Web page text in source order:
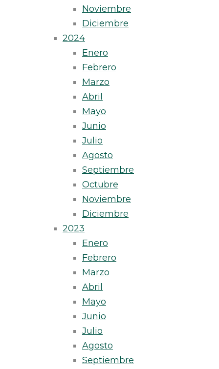
Noviembre
Diciembre
2024
Enero
Febrero
Marzo
Abril
Mayo
Junio
Julio
Agosto
Septiembre
Octubre
Noviembre
Diciembre
2023
Enero
Febrero
Marzo
Abril
Mayo
Junio
Julio
Agosto
Septiembre